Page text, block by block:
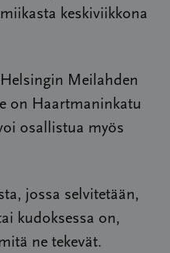
keskiviikkona
Meilahden
on Haartmaninkatu
osallistua myös
jossa selvitetään,
kudoksessa on,
ne tekevät.